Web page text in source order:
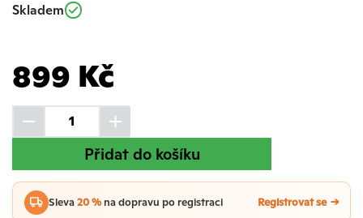
Skladem
899 Kč
Přidat do košíku
Sleva20 %na dopravu po registraci Registrovat se